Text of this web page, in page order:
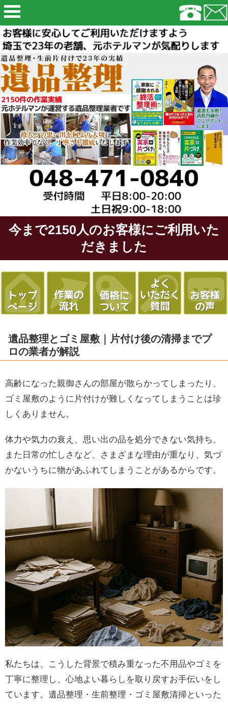
今まで2150人のお客様にご利用いた
だきました
遺品整理とゴミ屋敷｜片付け後の清掃までプ
ロの業者が解説
高齢になった親御さんの部屋が散らかってしまったり、
ゴミ屋敷のように片付けが難しくなってしまうことは珍
しくありません。
体力や気力の衰え、思い出の品を処分できない気持ち、
また日常の忙しさなど、さまざまな理由が重なり、気づ
かないうちに物があふれてしまうことがあるからです。
私たちは、こうした背景で積み重なった不用品やゴミを
丁寧に整理し、心地よい暮らしを取り戻すお手伝いをし
ています。遺品整理・生前整理・ゴミ屋敷清掃といった